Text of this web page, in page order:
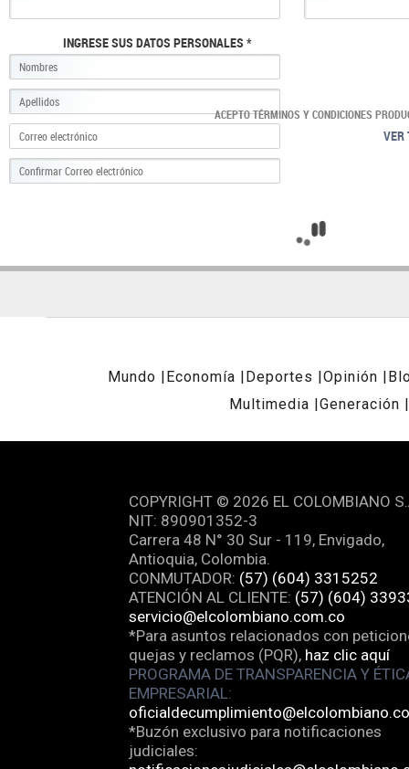
INGRESE SUS DATOS PERSONALES *
ACEPTO TÉRMINOS Y CONDICIONES
VER
Mundo Economía Deportes Opinión
Multimedia
Generación
COPYRIGHT © 2026 EL COLOMBIANO
NIT: 890901352-3
Carrera 48 N° 30 Sur - 119, Envigado,
Antioquia, Colombia.
CONMUTADOR: (57) (604) 3315252
ATENCIÓN AL CLIENTE: (57) (604)
servicio@elcolombiano.com.co
*Para asuntos relacionados con
quejas y reclamos (PQR), haz clic aquí
PROGRAMA DE TRANSPARENCIA Y
EMPRESARIAL:
*Buzón exclusivo para notificaciones
judiciales: